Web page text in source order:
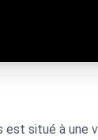
situé à